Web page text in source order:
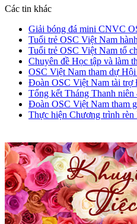
Các tin khác
Giải bóng đá mini CNVC
Tuổi trẻ OSC Việt Nam
Tuổi trẻ OSC Việt Nam tổ
Chuyên đề Học tập và làm
OSC Việt Nam tham dự
Đoàn OSC Việt Nam tài
Tổng kết Tháng Thanh
Đoàn OSC Việt Nam tham
Thực hiện Chương trình rèn